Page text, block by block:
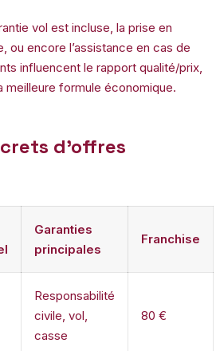
vol est incluse, la prise en
ou encore l’assistance en cas de
influencent le rapport qualité/prix,
meilleure formule économique.
d’offres
Garanties
principales
Franchise
Responsabilité
civile, vol,
casse
80 €